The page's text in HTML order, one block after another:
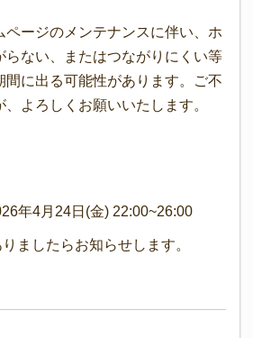
ページのメンテナンスに伴い、ホ
らない、またはつながりにくい等
間に出る可能性があります。ご不
よろしくお願いいたします。
年4月24日(金) 22:00~26:00
ましたらお知らせします。